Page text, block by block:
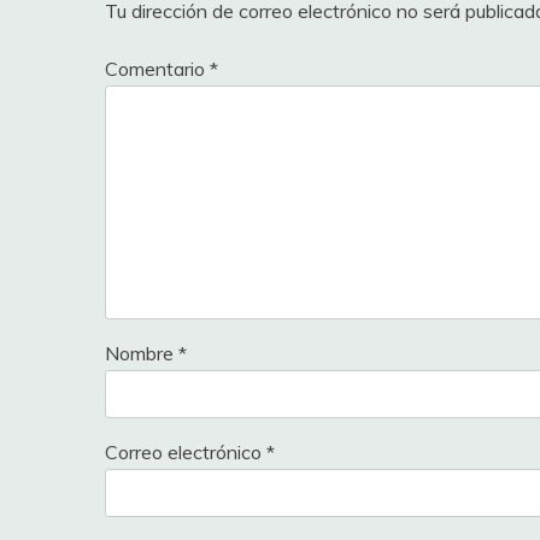
Tu dirección de correo electrónico no será
Comentario *
Nombre *
Correo electrónico *